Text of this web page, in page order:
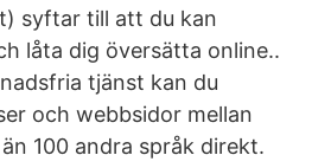
syftar till att du kan
låta dig översätta online..
tjänst kan du
och webbsidor mellan
100 andra språk direkt.